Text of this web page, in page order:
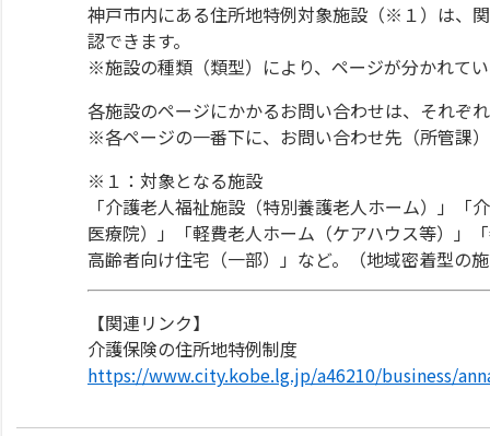
神戸市内にある住所地特例対象施設（※１）は、
認できます。
※施設の種類（類型）により、ページが分かれて
各施設のページにかかるお問い合わせは、それぞ
※各ページの一番下に、お問い合わせ先（所管課
※１：対象となる施設
「介護老人福祉施設（特別養護老人ホーム）」
医療院）」「軽費老人ホーム（ケアハウス等）」
高齢者向け住宅（一部）」など。（地域密着型の
【関連リンク】
介護保険の住所地特例制度
https://www.city.kobe.lg.jp/a46210/business/